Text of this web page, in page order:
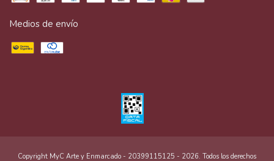
Medios de envío
Copyright MyC Arte y Enmarcado - 20399115125 - 2026. Todos los derechos